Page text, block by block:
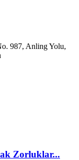
987, Anling Yolu,
Zorluklar...